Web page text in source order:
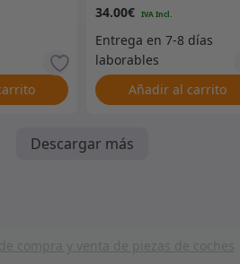
34.00€
Añadir al carrito
Descargar más